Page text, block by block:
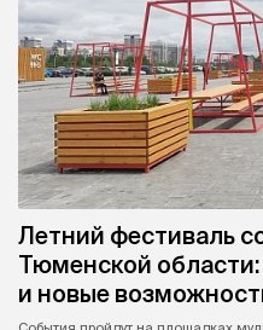
Летний фестиваль
Тюменской области:
и новые